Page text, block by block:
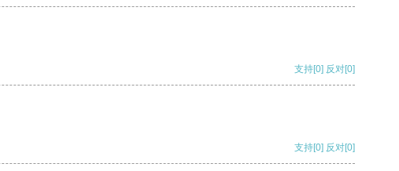
支持[0] 反对[0]
支持[0] 反对[0]